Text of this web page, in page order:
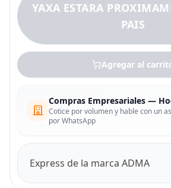
YAXA ESTARA
PAIS
Agregar al
Compras Empresariales —
Cotice por volumen y hable con un
por WhatsApp
Express de la marca ADMA